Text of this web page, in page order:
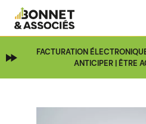
FACTURATION
ANTICIPER | ÊTRE